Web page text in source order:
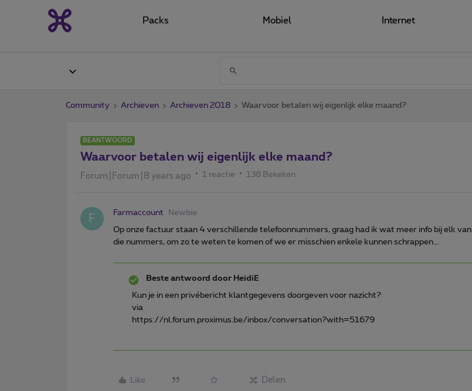
Packs Mobiel Internet
Community Archieven Archieven 2018 Waarvoor betalen wij eigenlijk elke maand?
BEANTWOORD
Waarvoor betalen wij eigenlijk elke maand?
Forum|Forum|8 years ago 1 reactie 138 Bekeken
F Farmaccount Newbie
Op onze factuur staan 4 verschillende telefoonnummers, graag had ik wat meer info bij elk van
die nummers, om zo te weten te komen of we er misschien enkele kunnen schrappen...
Beste antwoord door HeidiE
Kun je in een privébericht klantgegevens doorgeven voor nazicht?
via
https://nl.forum.proximus.be/inbox/conversation?with=51679
Like Delen